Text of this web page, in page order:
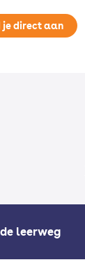
je direct aan
leerweg